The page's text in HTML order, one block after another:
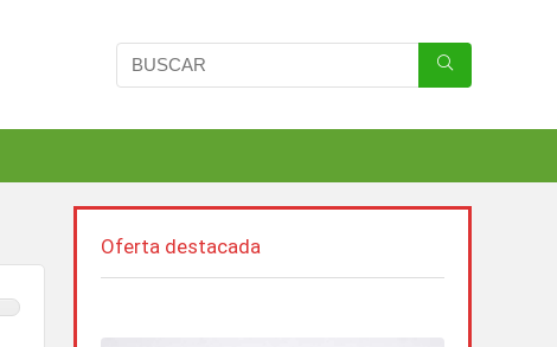
Oferta destacada